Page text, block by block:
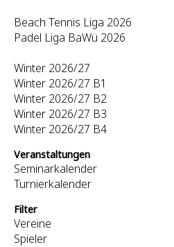
Beach Tennis Liga 2026
Padel Liga BaWü 2026
Winter 2026/27
Winter 2026/27 B1
Winter 2026/27 B2
Winter 2026/27 B3
Winter 2026/27 B4
Veranstaltungen
Seminarkalender
Turnierkalender
Filter
Vereine
Spieler